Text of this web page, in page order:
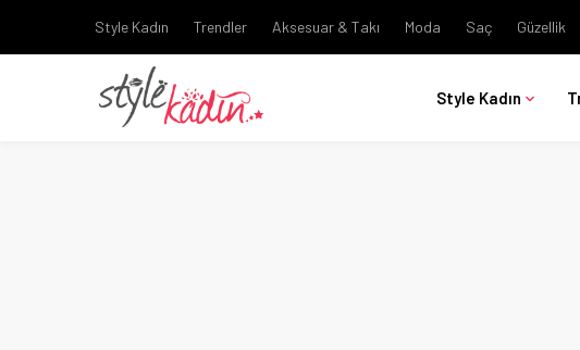
Style Kadın Trendler Aksesuar & Takı Moda Saç Güzellik
Style Kadın